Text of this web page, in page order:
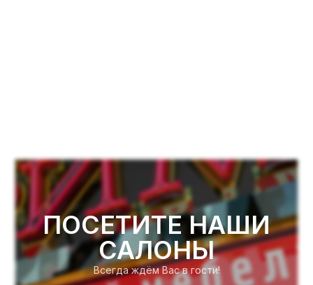
ПОСЕТИТЕ НАШИ
САЛОНЫ
Всегда ждём Вас в гости!